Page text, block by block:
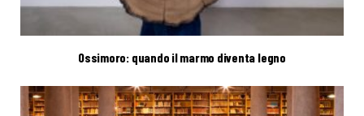
Ossimoro: quando il marmo diventa legno